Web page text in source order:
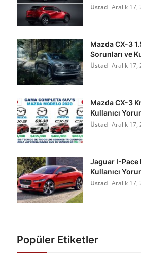
Üstad Aralık 17,
Mazda CX-3
Sorunları ve
Üstad Aralık 17,
Mazda CX-3
Kullanıcı
Üstad Aralık 17,
Jaguar I-Pace
Kullanıcı
Üstad Aralık 17,
Popüler Etiketler